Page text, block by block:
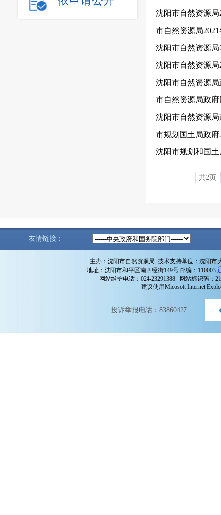
沈阳市自然资源
市自然资源局
沈阳市自然资源
沈阳市自然资源
沈阳市自然资源
市自然资源局政
沈阳市自然资源
市规划国土局政
沈阳市规划和国
共2页
友情链接：
主办：沈阳市自然资源局 技术支持单位：沈阳市
地址：沈阳市和平区南四经街149号 邮编：110003
网站维护电话：024-23291388 网站标识码：
建议使用Micosoft Internet
投诉举报电话：83860427